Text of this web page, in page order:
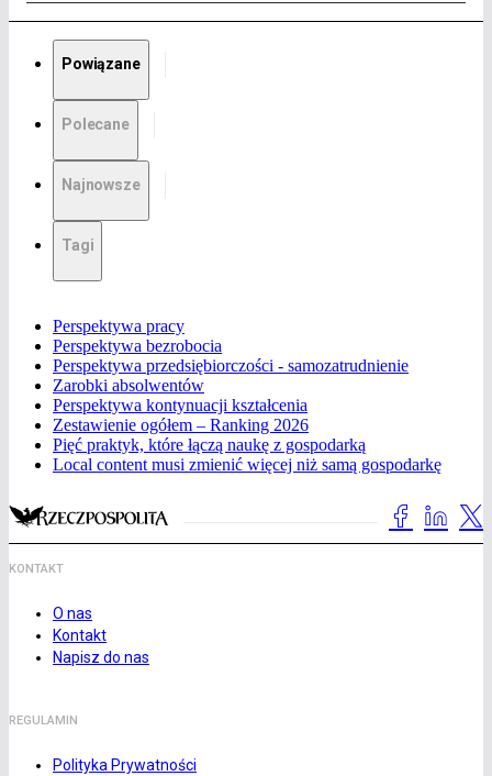
Powiązane
Polecane
Najnowsze
Tagi
Perspektywa pracy
Perspektywa bezrobocia
Perspektywa przedsiębiorczości - samozatrudnienie
Zarobki absolwentów
Perspektywa kontynuacji kształcenia
Zestawienie ogółem – Ranking 2026
Pięć praktyk, które łączą naukę z gospodarką
Local content musi zmienić więcej niż samą gospodarkę
KONTAKT
O nas
Kontakt
Napisz do nas
REGULAMIN
Polityka Prywatności